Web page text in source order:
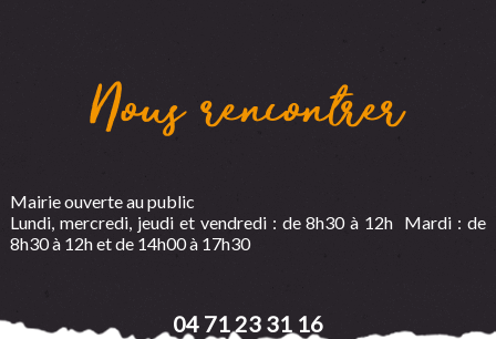
Nous rencontrer
Mairie ouverte au public
Lundi, mercredi, jeudi et vendredi : de 8h30 à 12h Mardi : de
8h30 à 12h et de 14h00 à 17h30
04 71 23 31 16